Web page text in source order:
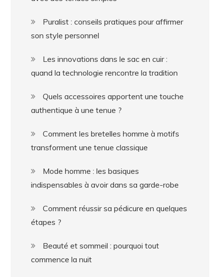
Puralist : conseils pratiques pour affirmer
son style personnel
Les innovations dans le sac en cuir :
quand la technologie rencontre la tradition
Quels accessoires apportent une touche
authentique à une tenue ?
Comment les bretelles homme à motifs
transforment une tenue classique
Mode homme : les basiques
indispensables à avoir dans sa garde-robe
Comment réussir sa pédicure en quelques
étapes ?
Beauté et sommeil : pourquoi tout
commence la nuit